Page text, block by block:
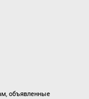
объявленные